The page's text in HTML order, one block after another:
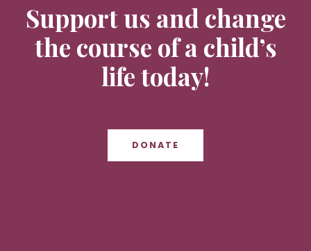
Support us and change
the course of a child’s
life today!
DONATE